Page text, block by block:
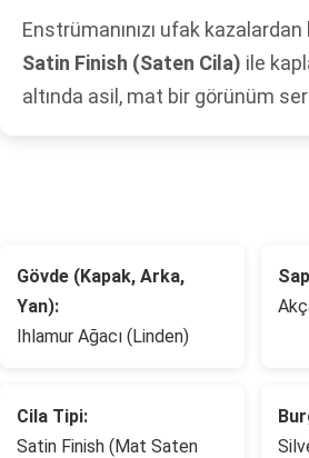
Enstrümanınızı ufak
Satin Finish (Saten Cila) ile
altında asil, mat bir görünüm
Gövde (Kapak, Arka,
Yan):
Ihlamur Ağacı (Linden)
Cila Tipi:
Satin Finish (Mat Saten